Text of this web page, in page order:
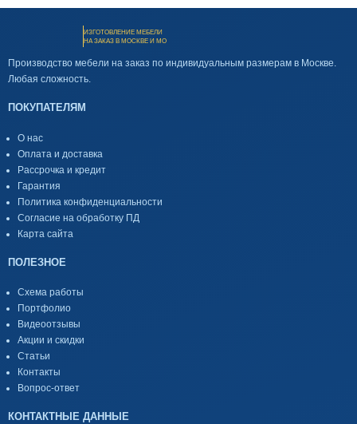
ИЗГОТОВЛЕНИЕ МЕБЕЛИ
НА ЗАКАЗ В МОСКВЕ И МО
Производство мебели на заказ по индивидуальным размерам в Москве.
Любая сложность.
ПОКУПАТЕЛЯМ
О нас
Оплата и доставка
Рассрочка и кредит
Гарантия
Политика конфиденциальности
Согласие на обработку ПД
Карта сайта
ПОЛЕЗНОЕ
Схема работы
Портфолио
Видеоотзывы
Акции и скидки
Статьи
Контакты
Вопрос-ответ
КОНТАКТНЫЕ ДАННЫЕ